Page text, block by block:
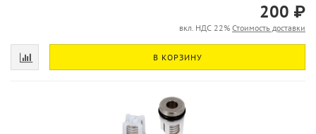
200 ₽
вкл. НДС 22% Стоимость доставки
В КОРЗИНУ